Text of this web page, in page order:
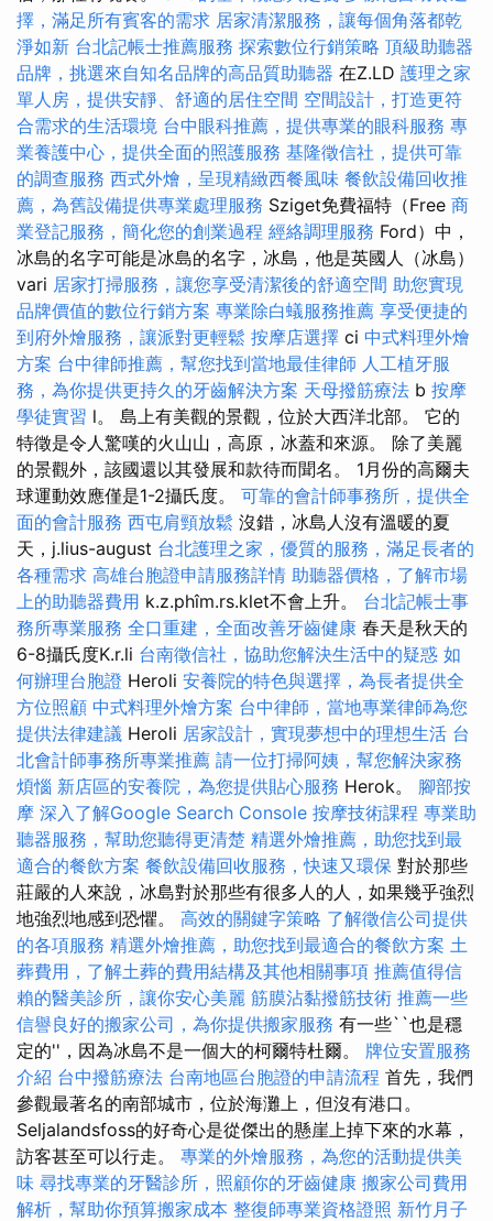
擇，滿足所有賓客的需求 居家清潔服務，讓每個角落都乾
淨如新 台北記帳士推薦服務 探索數位行銷策略 頂級助聽器
品牌，挑選來自知名品牌的高品質助聽器 在Z.LD 護理之家
單人房，提供安靜、舒適的居住空間 空間設計，打造更符
合需求的生活環境 台中眼科推薦，提供專業的眼科服務 專
業養護中心，提供全面的照護服務 基隆徵信社，提供可靠
的調查服務 西式外燴，呈現精緻西餐風味 餐飲設備回收推
薦，為舊設備提供專業處理服務 Sziget免費福特（Free 商
業登記服務，簡化您的創業過程 經絡調理服務 Ford）中，
冰島的名字可能是冰島的名字，冰島，他是英國人（冰島）
vari 居家打掃服務，讓您享受清潔後的舒適空間 助您實現
品牌價值的數位行銷方案 專業除白蟻服務推薦 享受便捷的
到府外燴服務，讓派對更輕鬆 按摩店選擇 ci 中式料理外燴
方案 台中律師推薦，幫您找到當地最佳律師 人工植牙服
務，為你提供更持久的牙齒解決方案 天母撥筋療法 b 按摩
學徒實習 l。 島上有美觀的景觀，位於大西洋北部。 它的
特徵是令人驚嘆的火山山，高原，冰蓋和來源。 除了美麗
的景觀外，該國還以其發展和款待而聞名。 1月份的高爾夫
球運動效應僅是1-2攝氏度。 可靠的會計師事務所，提供全
面的會計服務 西屯肩頸放鬆 沒錯，冰島人沒有溫暖的夏
天，j.lius-august 台北護理之家，優質的服務，滿足長者的
各種需求 高雄台胞證申請服務詳情 助聽器價格，了解市場
上的助聽器費用 k.z.phîm.rs.klet不會上升。 台北記帳士事
務所專業服務 全口重建，全面改善牙齒健康 春天是秋天的
6-8攝氏度K.r.li 台南徵信社，協助您解決生活中的疑惑 如
何辦理台胞證 Heroli 安養院的特色與選擇，為長者提供全
方位照顧 中式料理外燴方案 台中律師，當地專業律師為您
提供法律建議 Heroli 居家設計，實現夢想中的理想生活 台
北會計師事務所專業推薦 請一位打掃阿姨，幫您解決家務
煩惱 新店區的安養院，為您提供貼心服務 Herok。 腳部按
摩 深入了解Google Search Console 按摩技術課程 專業助
聽器服務，幫助您聽得更清楚 精選外燴推薦，助您找到最
適合的餐飲方案 餐飲設備回收服務，快速又環保 對於那些
莊嚴的人來說，冰島對於那些有很多人的人，如果幾乎強烈
地強烈地感到恐懼。 高效的關鍵字策略 了解徵信公司提供
的各項服務 精選外燴推薦，助您找到最適合的餐飲方案 土
葬費用，了解土葬的費用結構及其他相關事項 推薦值得信
賴的醫美診所，讓你安心美麗 筋膜沾黏撥筋技術 推薦一些
信譽良好的搬家公司，為你提供搬家服務 有一些``也是穩
定的''，因為冰島不是一個大的柯爾特杜爾。 牌位安置服務
介紹 台中撥筋療法 台南地區台胞證的申請流程 首先，我們
參觀最著名的南部城市，位於海灘上，但沒有港口。
Seljalandsfoss的好奇心是從傑出的懸崖上掉下來的水幕，
訪客甚至可以行走。 專業的外燴服務，為您的活動提供美
味 尋找專業的牙醫診所，照顧你的牙齒健康 搬家公司費用
解析，幫助你預算搬家成本 整復師專業資格證照 新竹月子